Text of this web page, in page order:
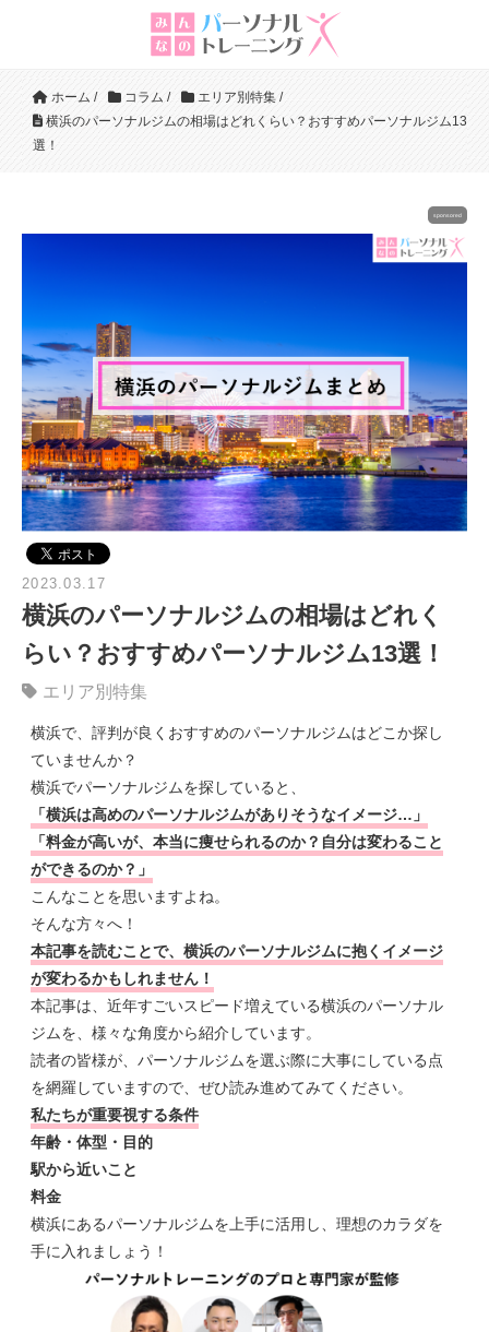
ホーム / コラム / エリア別特集 /
横浜のパーソナルジムの相場はどれくらい？おすすめパーソナルジム13
選！
sponsored
2023.03.17
横浜のパーソナルジムの相場はどれく
らい？おすすめパーソナルジム13選！
エリア別特集
横浜で、評判が良くおすすめのパーソナルジムはどこか探し
ていませんか？
横浜でパーソナルジムを探していると、
「横浜は高めのパーソナルジムがありそうなイメージ…」
「料金が高いが、本当に痩せられるのか？自分は変わること
ができるのか？」
こんなことを思いますよね。
そんな方々へ！
本記事を読むことで、横浜のパーソナルジムに抱くイメージ
が変わるかもしれません！
本記事は、近年すごいスピード増えている横浜のパーソナル
ジムを、様々な角度から紹介しています。
読者の皆様が、パーソナルジムを選ぶ際に大事にしている点
を網羅していますので、ぜひ読み進めてみてください。
私たちが重要視する条件
年齢・体型・目的
駅から近いこと
料金
横浜にあるパーソナルジムを上手に活用し、理想のカラダを
手に入れましょう！